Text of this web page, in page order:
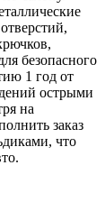
безопасного
1 год от
острыми
на
заказ
что